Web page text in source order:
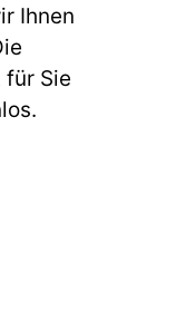
Ihnen
für Sie